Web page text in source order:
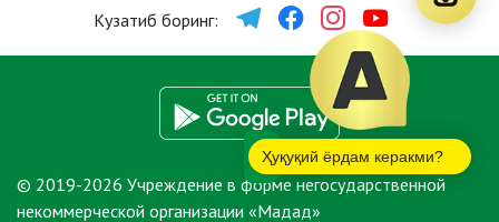
Кузатиб боринг:
© 2019-2026 Учреждение в форме негосударственной
некоммерческой организации «Мадад»
Ҳуқуқий ёрдам керакми?